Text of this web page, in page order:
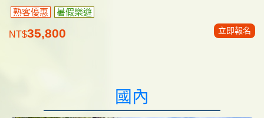
熟客優惠 暑假樂遊
NT$35,800 立即報名
國內